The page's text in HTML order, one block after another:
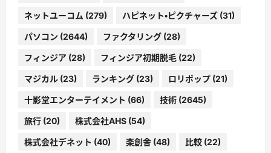
ネットユーコム (279) ハピネット・ピクチャーズ (31)
パソコン (2644) ファクタリング (28)
フィンジア (28) フィンジア初期脱毛 (22)
マジカル (23) ランキング (23) ロリポップ (21)
十影堂エンターテイメント (66) 技術 (2645)
旅行 (20) 株式会社AHS (54)
株式会社デネット (40) 楽創舎 (48) 比較 (22)